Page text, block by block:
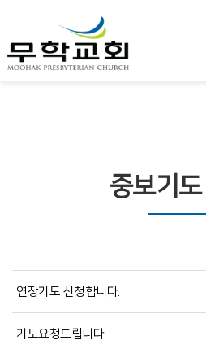
중보기
연장기도 신청합니다.
기도요청드립니다